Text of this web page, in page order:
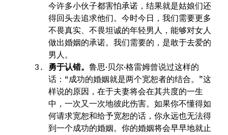
今许多小伙子都害怕承诺，结果就是姑娘们还
得回头去追求他们。今时今日，我们需要更多
不畏真实、不畏坦诚的年轻男人，能够对女人
做出婚姻的承诺。我们需要的，是敢于去爱的
男人。
勇于认错。 鲁思·贝尔·格雷姆曾说过这样的
话：“成功的婚姻就是两个宽恕者的结合。”这
样说的原因，在于夫妻将会在其共度的一生
中，一次又一次地彼此伤害。如果你不懂得如
何请求宽恕和给予宽恕的话，你永远也无法得
到一个成功的婚姻。你的婚姻将会早早地就止